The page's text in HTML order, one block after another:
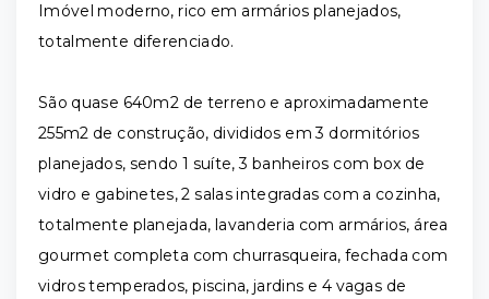
Imóvel moderno, rico em armários planejados,
totalmente diferenciado.
São quase 640m2 de terreno e aproximadamente
255m2 de construção, divididos em 3 dormitórios
planejados, sendo 1 suíte, 3 banheiros com box de
vidro e gabinetes, 2 salas integradas com a cozinha,
totalmente planejada, lavanderia com armários, área
gourmet completa com churrasqueira, fechada com
vidros temperados, piscina, jardins e 4 vagas de